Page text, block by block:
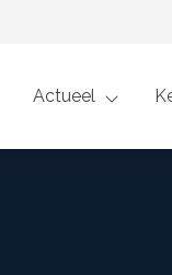
Actueel